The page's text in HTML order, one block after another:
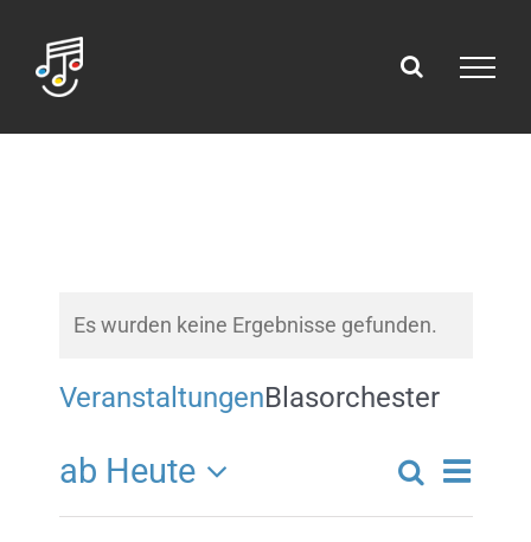
Inhalt
springen
Es wurden keine Ergebnisse gefunden.
VeranstaltungenBlasorchester
Suche
Liste
ab Heute
Datum